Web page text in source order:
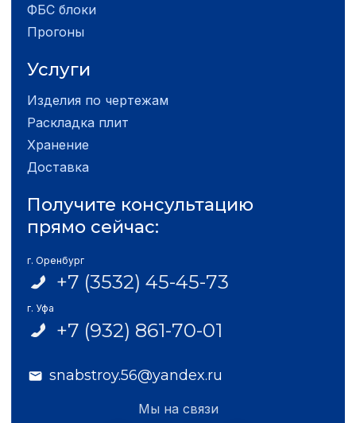
ФБС блоки
Прогоны
Услуги
Изделия по чертежам
Раскладка плит
Хранение
Доставка
Получите консультацию
прямо сейчас:
г. Оренбург
+7 (3532) 45-45-73
г. Уфа
+7 (932) 861-70-01
snabstroy.56@yandex.ru
Мы на связи